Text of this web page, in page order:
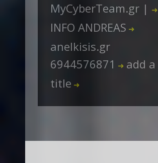
MyCyberTeam.gr | ➜
INFO ANDREAS ➜
anelkisis.gr
6944576871 ➜ add a
title ➜